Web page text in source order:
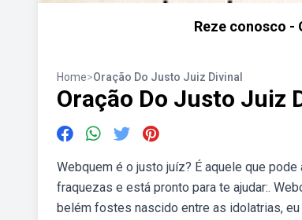
Reze conosco -
Home>Oração Do Justo Juiz Divinal
Oração Do Justo Juiz
Webquem é o justo juíz? É aquele que
fraquezas e está pronto para te ajudar:.
belém fostes nascido entre as idolatrias,